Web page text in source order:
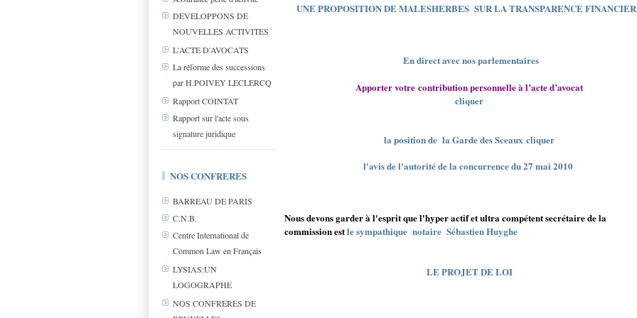
DEVELOPPONS DE
NOUVELLES ACTIVITES
L'ACTE D'AVOCATS
La réforme des successions
par H.POIVEY LECLERCQ
Rapport COINTAT
Rapport sur l'acte sous
signature juridique
NOS CONFRERES
BARREAU DE PARIS
C.N.B.
Centre International de
Common Law en Français
LYSIAS:UN
LOGOGRAPHE
NOS CONFRERES DE
UNE PROPOSITION DE MALESHERBES SUR LA TRANSPARENCE
En direct avec nos parlementaires
Apporter votre contribution personnelle à l’acte d’avocat
cliquer
la position de la Garde des Sceaux cliquer
l'avis de l'autorité de la concurrence du 27 mai 2010
Nous devons garder à l'esprit que l'hyper actif et ultra compétent secrétaire de la
commission estle sympathique notaire Sébastien Huyghe
LE PROJET DE LOI